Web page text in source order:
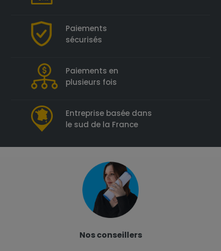
Paiements
sécurisés
Paiements en
plusieurs fois
Entreprise basée dans
le sud de la France
Nos conseillers